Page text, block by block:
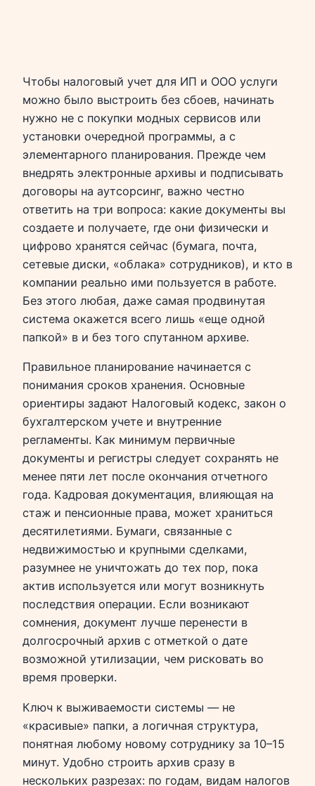
Чтобы налоговый учет для ИП и ООО услуги
можно было выстроить без сбоев, начинать
нужно не с покупки модных сервисов или
установки очередной программы, а с
элементарного планирования. Прежде чем
внедрять электронные архивы и подписывать
договоры на аутсорсинг, важно честно
ответить на три вопроса: какие документы вы
создаете и получаете, где они физически и
цифрово хранятся сейчас (бумага, почта,
сетевые диски, «облака» сотрудников), и кто в
компании реально ими пользуется в работе.
Без этого любая, даже самая продвинутая
система окажется всего лишь «еще одной
папкой» в и без того спутанном архиве.
Правильное планирование начинается с
понимания сроков хранения. Основные
ориентиры задают Налоговый кодекс, закон о
бухгалтерском учете и внутренние
регламенты. Как минимум первичные
документы и регистры следует сохранять не
менее пяти лет после окончания отчетного
года. Кадровая документация, влияющая на
стаж и пенсионные права, может храниться
десятилетиями. Бумаги, связанные с
недвижимостью и крупными сделками,
разумнее не уничтожать до тех пор, пока
актив используется или могут возникнуть
последствия операции. Если возникают
сомнения, документ лучше перенести в
долгосрочный архив с отметкой о дате
возможной утилизации, чем рисковать во
время проверки.
Ключ к выживаемости системы — не
«красивые» папки, а логичная структура,
понятная любому новому сотруднику за 10–15
минут. Удобно строить архив сразу в
нескольких разрезах: по годам, видам налогов